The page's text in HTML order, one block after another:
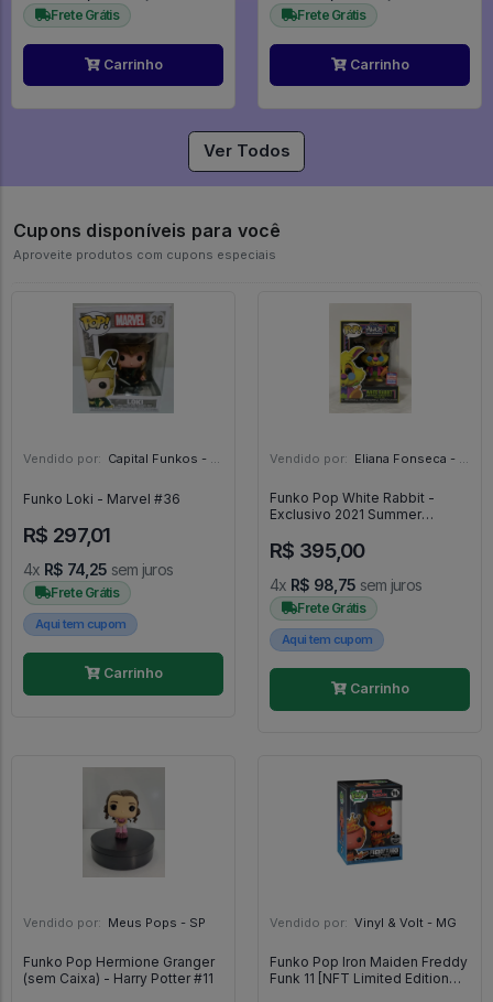
Frete Grátis
Carrinho
Frete Grátis
Carrinho
Ver Todos
Cupons disponíveis para você
Aproveite produtos com cupons especiais
Vendido por: Capital Funkos - DF
Funko Loki - Marvel #36
R$ 297,01
4x R$ 74,25 sem juros
Frete Grátis
Aqui tem cupom
Carrinho
Vendido por: Eliana Fonseca - SP
Funko Pop White Rabbit -
Exclusivo 2021 Summer
No País Das Maravilhas -
R$ 395,00
4x R$ 98,75 sem juros
Frete Grátis
Aqui tem cupom
Carrinho
Vendido por: Meus Pops - SP
Funko Pop Hermione Granger
(sem Caixa) - Harry Potter #11
Vendido por: Vinyl & Volt - MG
Funko Pop Iron Maiden Freddy
Funk 11 [NFT Limited Edition